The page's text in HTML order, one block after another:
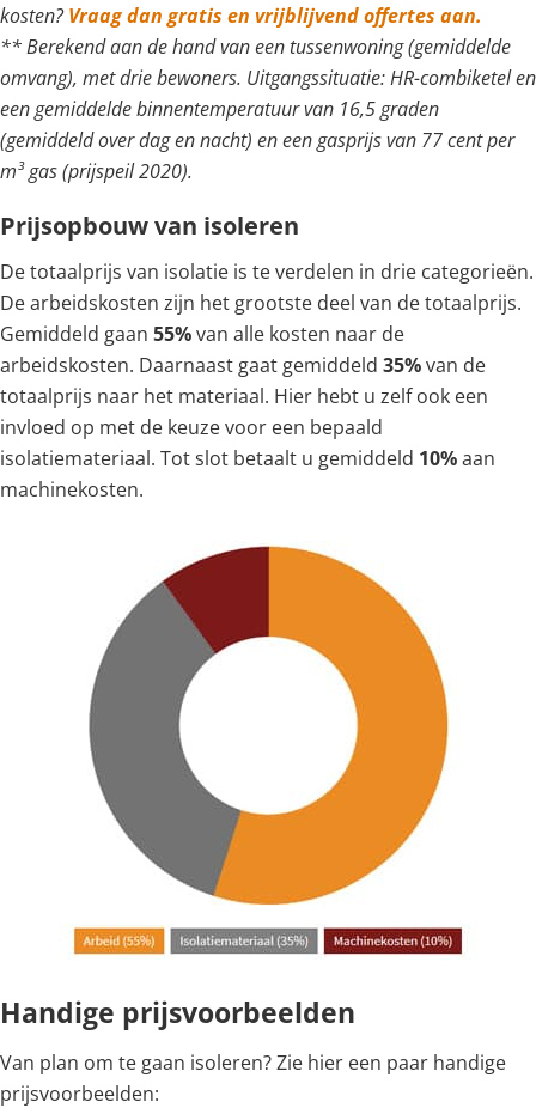
kosten?Vraag dan gratis en vrijblijvend offertes aan.
** Berekend aan de hand van een tussenwoning (gemiddelde
omvang), met drie bewoners. Uitgangssituatie: HR-combiketel en
een gemiddelde binnentemperatuur van 16,5 graden
(gemiddeld over dag en nacht) en een gasprijs van 77 cent per
m³ gas (prijspeil 2020).
Prijsopbouw van isoleren
De totaalprijs van isolatie is te verdelen in drie categorieën.
De arbeidskosten zijn het grootste deel van de totaalprijs.
Gemiddeld gaan 55%van alle kosten naar de
arbeidskosten. Daarnaast gaat gemiddeld 35%van de
totaalprijs naar het materiaal. Hier hebt u zelf ook een
invloed op met de keuze voor een bepaald
isolatiemateriaal. Tot slot betaalt u gemiddeld 10%aan
machinekosten.
Handige prijsvoorbeelden
Van plan om te gaan isoleren? Zie hier een paar handige
prijsvoorbeelden: